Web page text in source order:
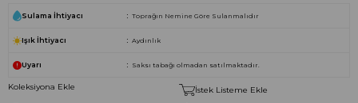
Sulama İhtiyacı Toprağın Nemine Göre Sulanmalıdır
Işık İhtiyacı Aydınlık
Uyarı Saksı tabağı olmadan satılmaktadır.
Koleksiyona Ekle
İstek Listeme Ekle